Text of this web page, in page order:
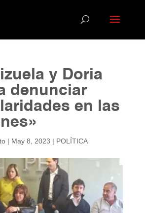
y Doria
denunciar
en las
| May 8, 2023 | POLÍTICA